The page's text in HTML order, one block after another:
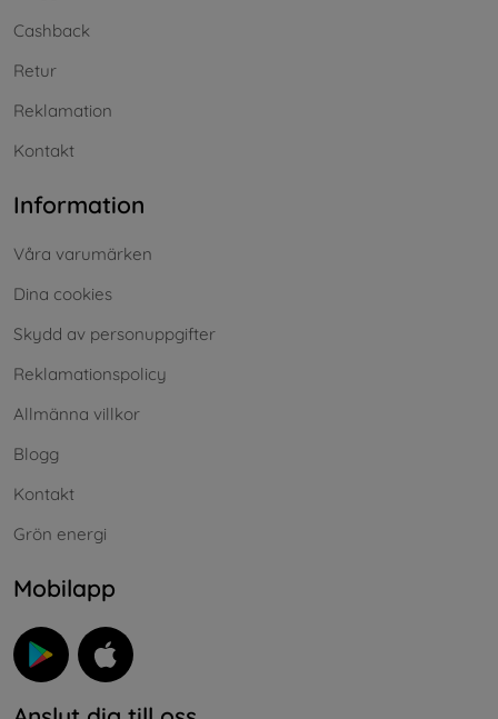
Cashback
Retur
Reklamation
Kontakt
Information
Våra varumärken
Dina cookies
Skydd av personuppgifter
Reklamationspolicy
Allmänna villkor
Blogg
Kontakt
Grön energi
Mobilapp